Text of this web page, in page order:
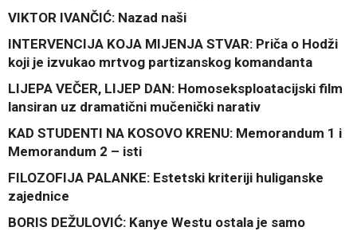
VIKTOR IVANČIĆ: Nazad naši
INTERVENCIJA KOJA MIJENJA STVAR: Priča o Hodži
koji je izvukao mrtvog partizanskog komandanta
LIJEPA VEČER, LIJEP DAN: Homoseksploatacijski film
lansiran uz dramatični mučenički narativ
KAD STUDENTI NA KOSOVO KRENU: Memorandum 1 i
Memorandum 2 – isti
FILOZOFIJA PALANKE: Estetski kriteriji huliganske
zajednice
BORIS DEŽULOVIĆ: Kanye Westu ostala je samo